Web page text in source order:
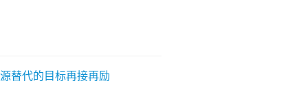
替代的目标再接再励